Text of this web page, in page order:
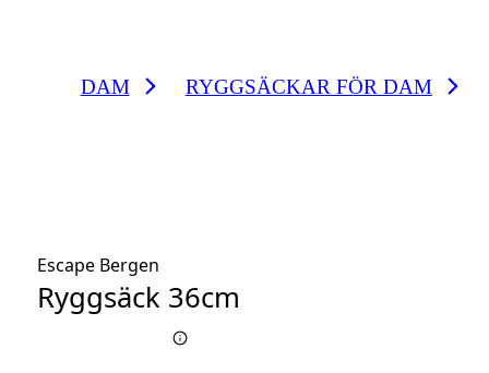
DAM RYGGSÄCKAR FÖR DAM
Escape Bergen
Ryggsäck 36cm